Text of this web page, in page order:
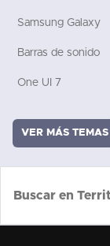
Samsung Galaxy
Barras de sonido
One UI 7
VER MÁS TEMAS